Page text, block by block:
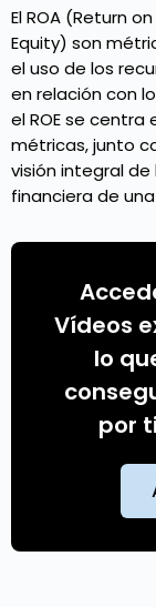
El ROA (Return
Equity) son
el uso de los
en relación con
el ROE se
métricas, junto
visión integral
financiera de
Vídeos
lo
por